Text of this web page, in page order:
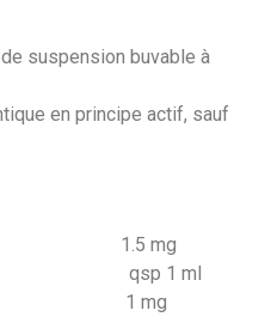
suspension buvable à
en principe actif, sauf
1.5 mg
qsp 1 ml
1 mg